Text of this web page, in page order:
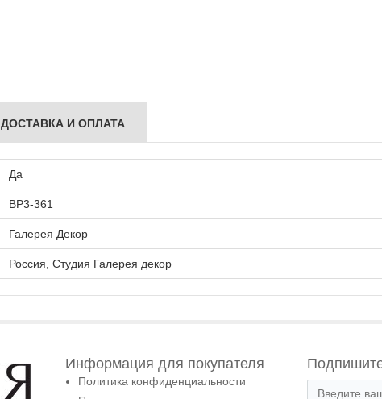
ДОСТАВКА И ОПЛАТА
Да
ВР3-361
Галерея Декор
Россия, Студия Галерея декор
Информация для покупателя
Политика конфиденциальности